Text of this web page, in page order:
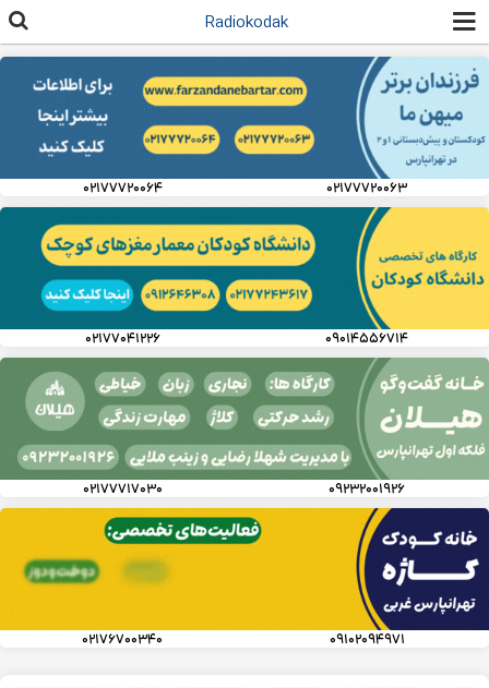
محتوای
Radiokodak
۰۲۱۷۷۷۲۰۰۶۳ ۰۲۱۷۷۷۲۰۰۶۴
۰۹۰۱۴۵۵۶۷۱۴ ۰۲۱۷۷۰۴۱۲۲۶
۰۹۲۳۲۰۰۱۹۲۶ ۰۲۱۷۷۷۱۷۰۳۰
۰۹۱۰۲۰۹۴۹۷۱ ۰۲۱۷۶۷۰۰۳۴۰